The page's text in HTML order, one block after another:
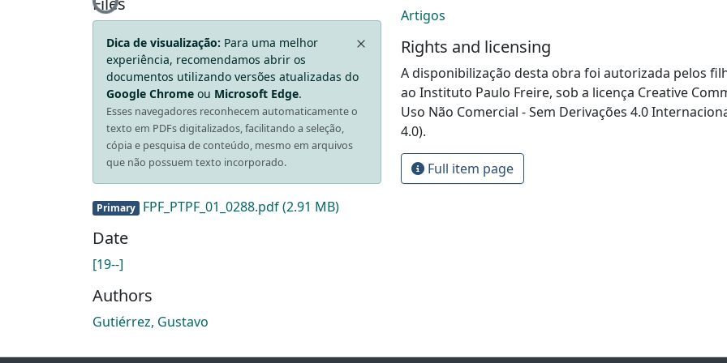
Loading...
Dica de visualização: Para uma melhor
experiência, recomendamos abrir os
documentos utilizando versões atualizadas do
Google Chrome ou Microsoft Edge.
Esses navegadores reconhecem automaticamente o
texto em PDFs digitalizados, facilitando a seleção,
cópia e pesquisa de conteúdo, mesmo em arquivos
que não possuem texto incorporado.
Primary FPF_PTPF_01_0288.pdf(2.91 MB)
Date
[19--]
Authors
Gutiérrez, Gustavo
Artigos
Rights and licensing
A disponibilização desta obra foi autorizada pelos
ao Instituto Paulo Freire, sob a licença Creative
Uso Não Comercial - Sem Derivações 4.0
4.0).
Full item page